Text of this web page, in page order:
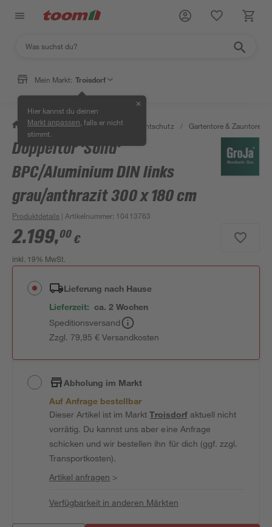
Mein Markt: Troisdorf
Hier kannst du deinen
Markt anpassen , falls er nicht
stimmt.
✕
/ Garten & Freizeit / Zäune & Sichtschutz / Gartentore & Zauntore
Doppeltor 'Solid'
BPC/Aluminium DIN links
grau/anthrazit 300 x 180 cm
Produktdetails | Artikelnummer: 10413763
2.199,00 €
inkl. 19% MwSt.
Lieferung nach Hause
Lieferzeit: ca. 2 Wochen
Speditionsversand
Zzgl. 79,95 € Versandkosten
Abholung im Markt
Auf Anfrage bestellbar
Dieser Artikel ist im MarktTroisdorfaktuell nicht
vorrätig. Du kannst uns aber eine Anfrage
schicken und wir bestellen ihn für dich (ggf. zzgl.
Transportkosten).
Artikel anfragen >
Verfügbarkeit in anderen Märkten